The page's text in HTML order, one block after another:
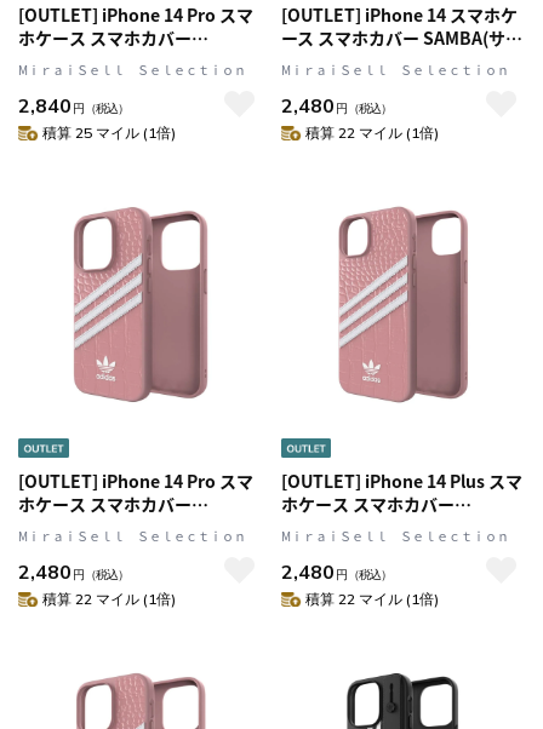
[OUTLET] iPhone 14 Pro スマ
ホケース スマホカバー
BOOKLET SAMBA(サンバ)シリ
ーズ Black(ブラック)/White(ホ
ワイト) ロゴ 手帳型 カードスリ
ットあり adidas Originals[アデ
MⅰｒａｉＳｅｌｌ Ｓｅｌｅｃｔｉｏｎ
2,840 円 （税込）
積算 25 マイル (1倍)
[OUTLET] iPhone 14 スマホケ
ース スマホカバー SAMBA(サン
バ)シリーズ ALLIGATOR
Pink(ピンク) adidas
Originals[アディダス オリジナ
ルス]
MⅰｒａｉＳｅｌｌ Ｓｅｌｅｃｔｉｏｎ
2,480 円 （税込）
積算 22 マイル (1倍)
[OUTLET] iPhone 14 Pro スマ
ホケース スマホカバー
SAMBA(サンバ)シリーズ
adidas Originals[アディダス オ
リジナルス]
MⅰｒａｉＳｅｌｌ Ｓｅｌｅｃｔｉｏｎ
2,480 円 （税込）
積算 22 マイル (1倍)
[OUTLET] iPhone 14 Plus スマ
ホケース スマホカバー
SAMBA(サンバ)シリーズ
adidas Originals[アディダス オ
リジナルス]
MⅰｒａｉＳｅｌｌ Ｓｅｌｅｃｔｉｏｎ
2,480 円 （税込）
積算 22 マイル (1倍)